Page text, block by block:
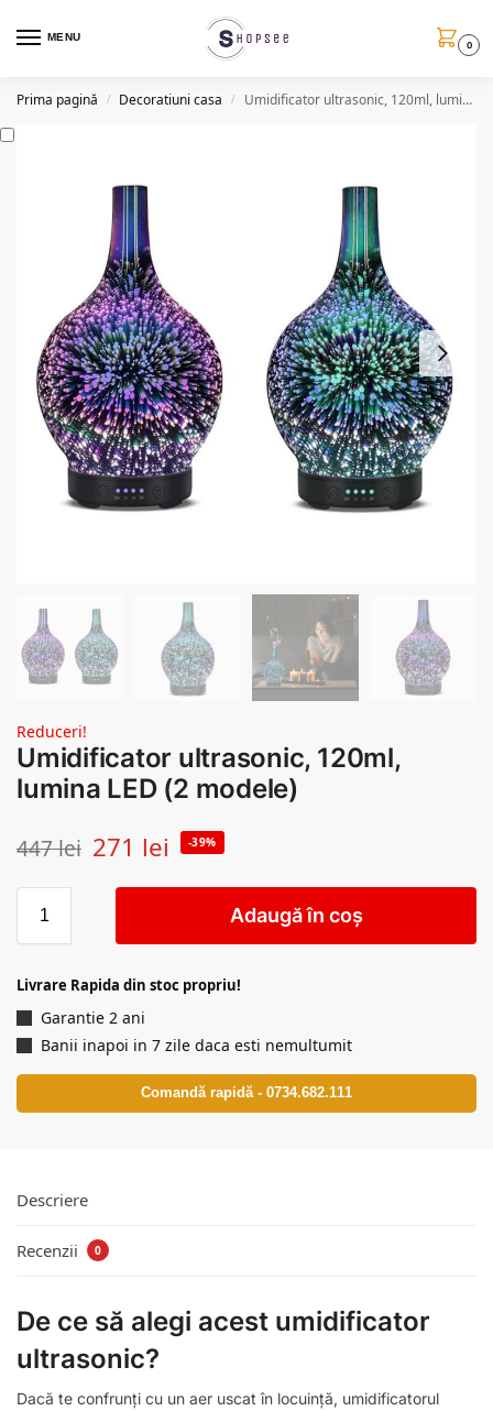
MENU
0
Prima pagină / Decoratiuni casa / Umidificator ultrasonic, 120ml, lumina LED (2 modele)
Reduceri!
Umidificator ultrasonic, 120ml,
lumina LED (2 modele)
447lei 271 lei -39%
Adaugă în coș
Livrare Rapida din stoc propriu!
Garantie 2 ani
Banii inapoi in 7 zile daca esti nemultumit
Comandă rapidă - 0734.682.111
Descriere
Recenzii 0
De ce să alegi acest umidificator
ultrasonic?
Dacă te confrunți cu un aer uscat în locuință, umidificatorul